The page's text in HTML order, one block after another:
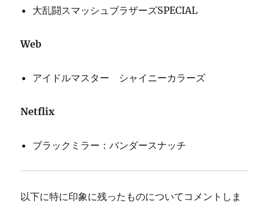
大乱闘スマッシュブラザーズSPECIAL
Web
アイドルマスター シャイニーカラーズ
Netflix
ブラックミラー：バンダースナッチ
以下に特に印象に残ったものについてコメントしま